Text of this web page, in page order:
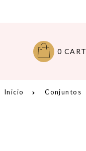
0 CART
Inicio Conjuntos